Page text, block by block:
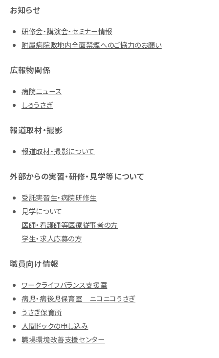
お知らせ
研修会・講演会・セミナー情報
附属病院敷地内全面禁煙へのご協力のお願い
広報物関係
病院ニュース
しろうさぎ
報道取材・撮影
報道取材・撮影について
外部からの実習・研修・見学等について
受託実習生・病院研修生
見学について
医師・看護師等医療従事者の方
学生・求人応募の方
職員向け情報
ワークライフバランス支援室
病児・病後児保育室 ニコニコうさぎ
うさぎ保育所
人間ドックの申し込み
職場環境改善支援センター